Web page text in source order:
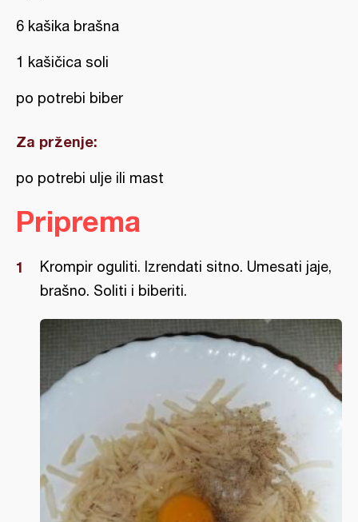
6 kašika brašna
1 kašičica soli
po potrebi biber
Za prženje:
po potrebi ulje ili mast
Priprema
Krompir oguliti. Izrendati sitno. Umesati jaje,
brašno. Soliti i biberiti.